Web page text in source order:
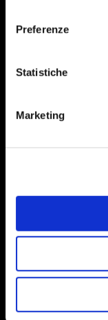
Preferenze
Statistiche
Marketing